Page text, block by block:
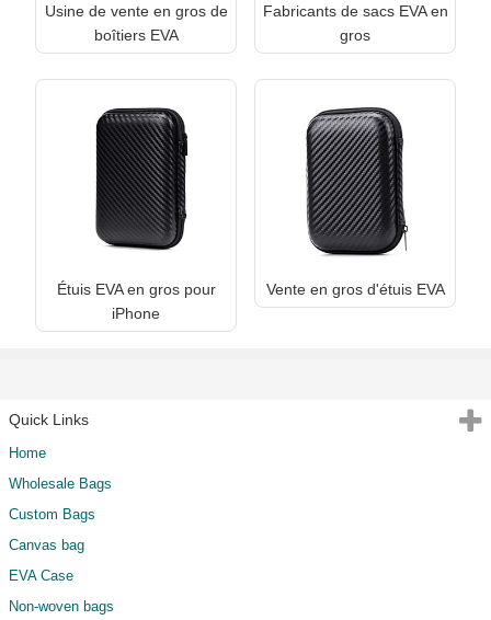
Usine de vente en gros de
boîtiers EVA
Fabricants de sacs EVA en
gros
Étuis EVA en gros pour
iPhone
Vente en gros d'étuis EVA
Quick Links
Home
Wholesale Bags
Custom Bags
Canvas bag
EVA Case
Non-woven bags